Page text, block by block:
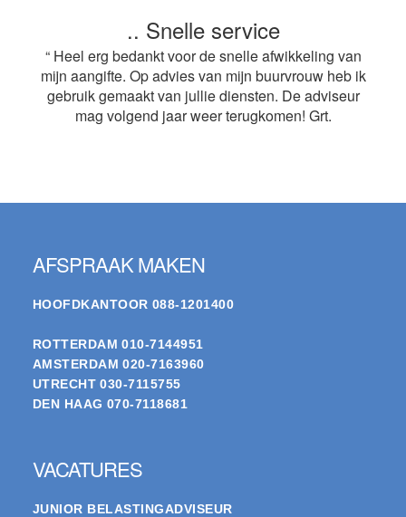
.. Snelle service
“ Heel erg bedankt voor de snelle afwikkeling van
mijn aangifte. Op advies van mijn buurvrouw heb ik
gebruik gemaakt van jullie diensten. De adviseur
mag volgend jaar weer terugkomen! Grt.
AFSPRAAK MAKEN
HOOFDKANTOOR 088-1201400
ROTTERDAM 010-7144951
AMSTERDAM 020-7163960
UTRECHT 030-7115755
DEN HAAG 070-7118681
VACATURES
JUNIOR BELASTINGADVISEUR